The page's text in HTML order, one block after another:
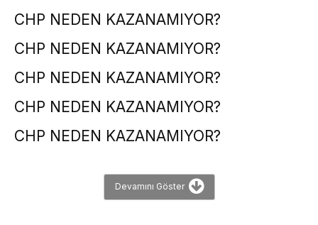
CHP NEDEN KAZANAMIYOR?
CHP NEDEN KAZANAMIYOR?
CHP NEDEN KAZANAMIYOR?
CHP NEDEN KAZANAMIYOR?
CHP NEDEN KAZANAMIYOR?
Devamını Göster